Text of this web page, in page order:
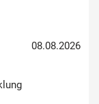
08.08.2026